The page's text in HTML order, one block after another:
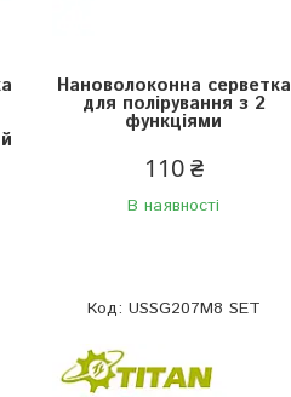
Нановолоконна серветка
для полірування з 2
функціями
110 ₴
В наявності
USSG207M8 SET